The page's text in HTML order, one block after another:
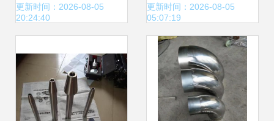
产品库并拓展渠道
更新时间：2026-08-05
20:24:40
标五金 非标五金产
品】价格,厂家,图
片,其他紧固件、连
接件,宁波高新区汇
更新时间：2026-08-05
05:07:19